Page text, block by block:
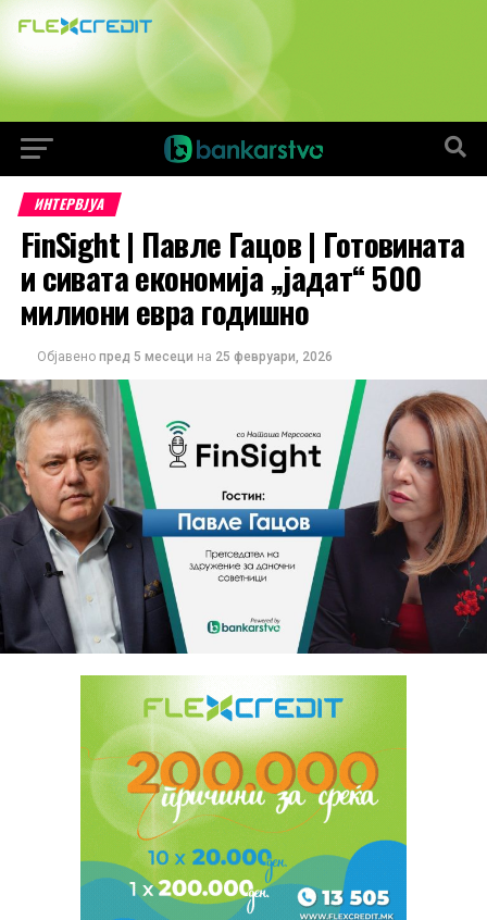
ИНТЕРВЈУА
FinSight | Павле Гацов | Готовината
и сивата економија „јадат“ 500
милиони евра годишно
Објавено пред 5 месеци на 25 февруари, 2026